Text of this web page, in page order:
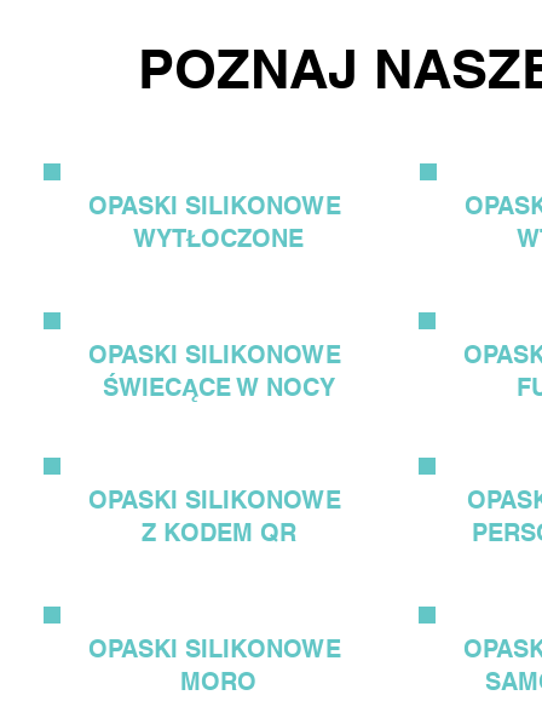
POZNAJ
OPASKI SILIKONOWE
WYTŁOCZONE
OPASKI SILIKONOWE
ŚWIECĄCE W NOCY
OPASKI SILIKONOWE
Z KODEM QR
OPASKI SILIKONOWE
MORO